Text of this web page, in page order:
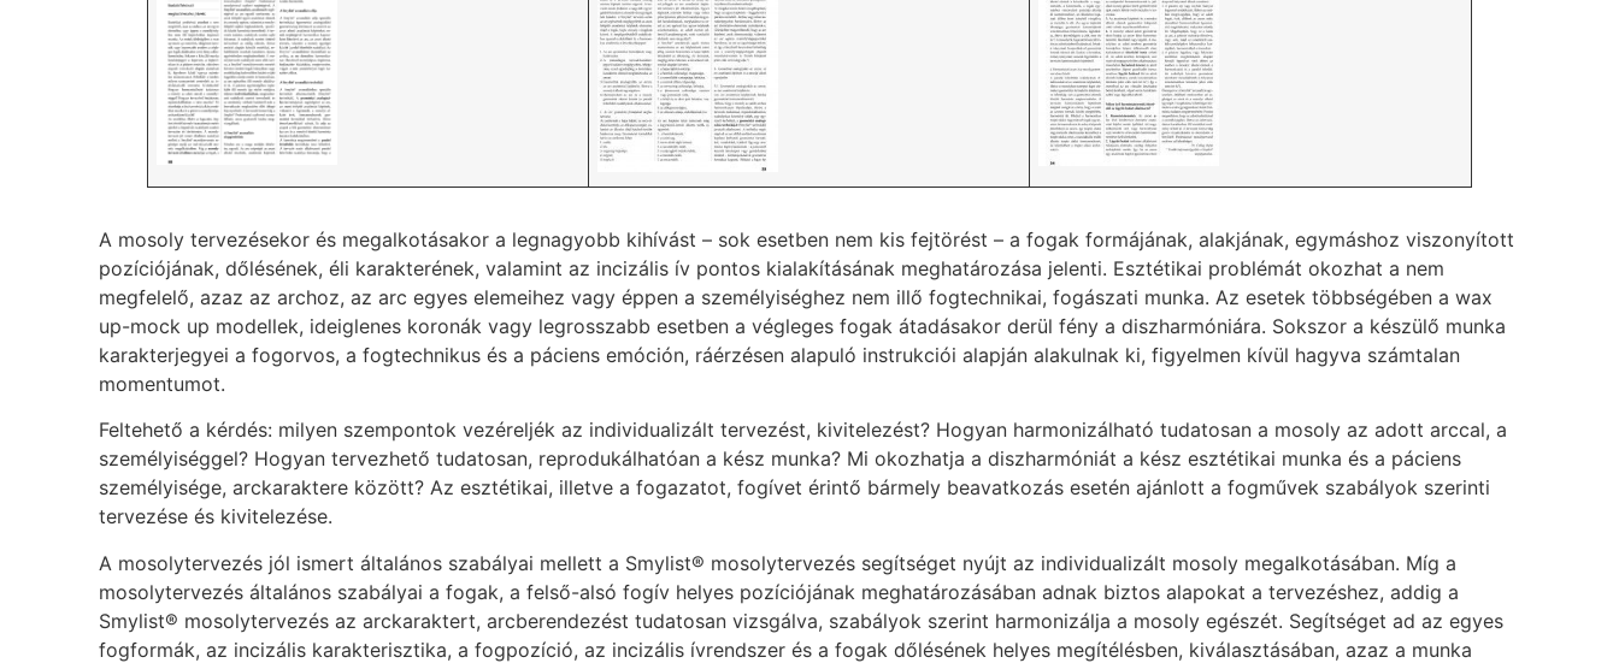
A mosoly tervezésekor és megalkotásakor a legnagyobb kihívást – sok esetben nem kis fejtörést – a fogak formájának, alakjának, egymáshoz viszonyított
pozíciójának, dőlésének, éli karakterének, valamint az incizális ív pontos kialakításának meghatározása jelenti. Esztétikai problémát okozhat a nem
megfelelő, azaz az archoz, az arc egyes elemeihez vagy éppen a személyiséghez nem illő fogtechnikai, fogászati munka. Az esetek többségében a wax
up-mock up modellek, ideiglenes koronák vagy legrosszabb esetben a végleges fogak átadásakor derül fény a diszharmóniára. Sokszor a készülő munka
karakterjegyei a fogorvos, a fogtechnikus és a páciens emóción, ráérzésen alapuló instrukciói alapján alakulnak ki, figyelmen kívül hagyva számtalan
momentumot.
Feltehető a kérdés: milyen szempontok vezéreljék az individualizált tervezést, kivitelezést? Hogyan harmonizálható tudatosan a mosoly az adott arccal, a
személyiséggel? Hogyan tervezhető tudatosan, reprodukálhatóan a kész munka? Mi okozhatja a diszharmóniát a kész esztétikai munka és a páciens
személyisége, arckaraktere között? Az esztétikai, illetve a fogazatot, fogívet érintő bármely beavatkozás esetén ajánlott a fogművek szabályok szerinti
tervezése és kivitelezése.
A mosolytervezés jól ismert általános szabályai mellett a Smylist® mosolytervezés segítséget nyújt az individualizált mosoly megalkotásában. Míg a
mosolytervezés általános szabályai a fogak, a felső-alsó fogív helyes pozíciójának meghatározásában adnak biztos alapokat a tervezéshez, addig a
Smylist® mosolytervezés az arckaraktert, arcberendezést tudatosan vizsgálva, szabályok szerint harmonizálja a mosoly egészét. Segítséget ad az egyes
fogformák, az incizális karakterisztika, a fogpozíció, az incizális ívrendszer és a fogak dőlésének helyes megítélésben, kiválasztásában, azaz a munka